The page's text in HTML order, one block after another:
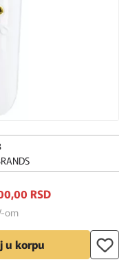
00 RSD
om
u korpu